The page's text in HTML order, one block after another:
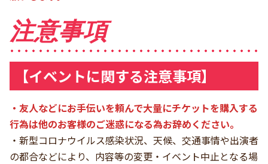
注意事項
【イベントに関する注意事項】
・友人などにお手伝いを頼んで大量にチケットを購入する
行為は他のお客様のご迷惑になる為お辞めください。
・新型コロナウイルス感染状況、天候、交通事情や出演者
の都合などにより、内容等の変更・イベント中止となる場